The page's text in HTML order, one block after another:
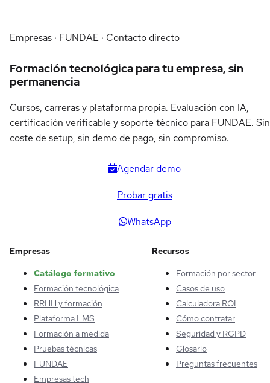
Empresas · FUNDAE · Contacto directo
Formación tecnológica para tu empresa, sin
permanencia
Cursos, carreras y plataforma propia. Evaluación con IA,
certificación verificable y soporte técnico para FUNDAE. Sin
coste de setup, sin demo de pago, sin compromiso.
Agendar demo
Probar gratis
WhatsApp
Empresas
Catálogo formativo
Formación tecnológica
RRHH y formación
Plataforma LMS
Formación a medida
Pruebas técnicas
FUNDAE
Empresas tech
Recursos
Formación por sector
Casos de uso
Calculadora ROI
Cómo contratar
Seguridad y RGPD
Glosario
Preguntas frecuentes